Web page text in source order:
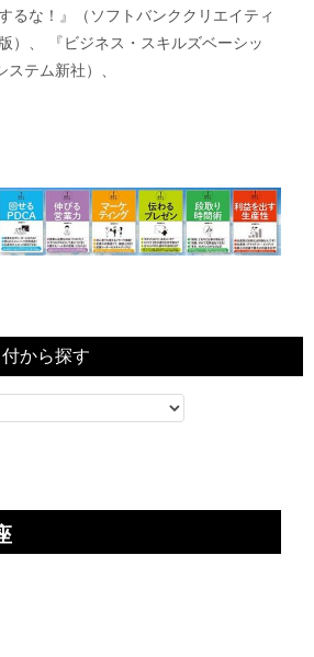
るな！』（ソフトバンククリエイティ
）、 『ビジネス・スキルズベーシッ
テム新社）、
から探す